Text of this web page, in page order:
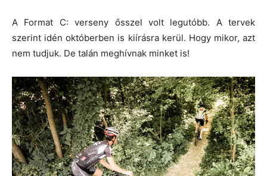
A Format C: verseny ősszel volt legutóbb. A tervek
szerint idén októberben is kiírásra kerül. Hogy mikor, azt
nem tudjuk. De talán meghívnak minket is!